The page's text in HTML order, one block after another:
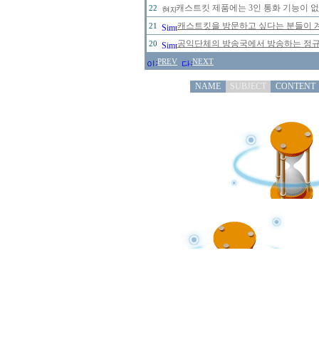
22 캐스트킷 제품에는 3인 통화 기능이
21 캐스트킷을 방문하고 싶다는 분들이
20 공익단체의 방송국에서 방송하는 정
PREV NEXT